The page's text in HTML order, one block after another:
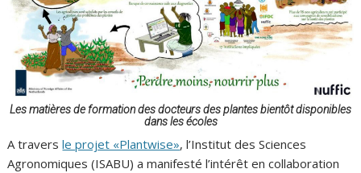
Les matières de formation des docteurs des plantes bientôt disponibles
dans les écoles
A traversle projet «Plantwise», l’Institut des Sciences
Agronomiques (ISABU) a manifesté l’intérêt en collaboration